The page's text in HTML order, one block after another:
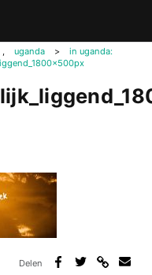
, uganda >
in uganda:
Delen